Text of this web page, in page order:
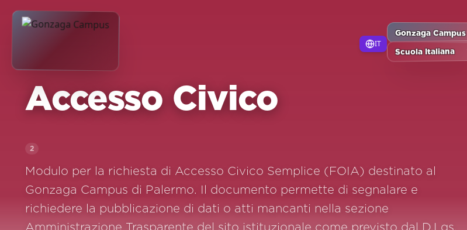
IT
Gonzaga Campus
Scuola Italiana
Accesso Civico
2
Modulo per la richiesta di Accesso Civico Semplice (FOIA) destinato al
Gonzaga Campus di Palermo. Il documento permette di segnalare e
richiedere la pubblicazione di dati o atti mancanti nella sezione
Amministrazione Trasparente del sito istituzionale come previsto dal D.Lgs.